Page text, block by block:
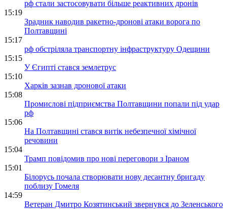
рф стали застосовувати більше реактивних дронів
15:19
Зрадник наводив ракетно-дронові атаки ворога по
Полтавщині
15:17
рф обстріляла транспортну інфраструктуру Одещини
15:15
У Єгипті стався землетрус
15:10
Харків зазнав дронової атаки
15:08
Промислові підприємства Полтавщини попали під удар
рф
15:06
На Полтавщині стався витік небезпечної хімічної
речовини
15:04
Трамп повідомив про нові переговори з Іраном
15:01
Білорусь почала створювати нову десантну бригаду
поблизу Гомеля
14:59
Ветеран Дмитро Козятинський звернувся до Зеленського